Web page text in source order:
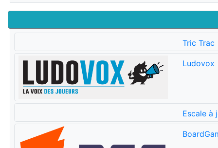
Tric Trac
Ludovox
Escale à